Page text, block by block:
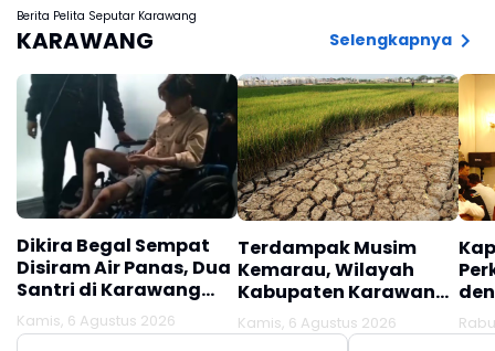
Berita Pelita Seputar Karawang
KARAWANG Selengkapnya
Dikira Begal Sempat
Disiram Air Panas, Dua
Santri di Karawang
Terluka Akibat Aksi
Oknum Linmas
Kamis, 6 Agustus 2026
Terdampak Musim
Kemarau, Wilayah
Kabupaten Karawang
Kekeringan Makin
Meluas
Kamis, 6 Agustus 2026